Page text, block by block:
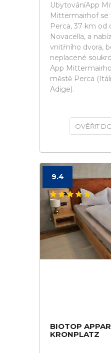
UbytováníApp
Mittermairhof se
Perca, 37 km od
Novacella, a
vnitřního dvora,
neplacené
App
městě Perca
Adige).
OVĚŘIT
9.4
BIOTOP
KRONPLATZ